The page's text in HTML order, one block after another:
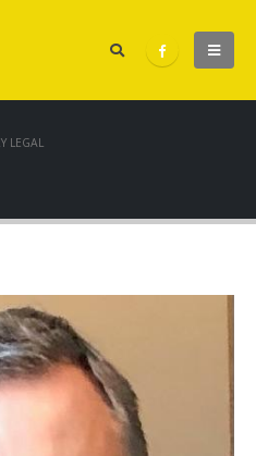
LEGAL